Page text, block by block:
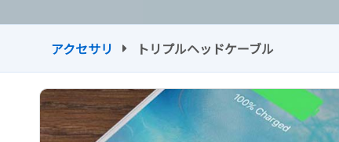
アクセサリ トリプルヘッドケーブル